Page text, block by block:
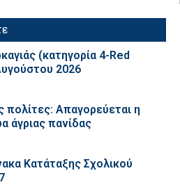
(κατηγορία 4-Red
2026
Απαγορεύεται η
άγριας πανίδας
Κατάταξης Σχολικού